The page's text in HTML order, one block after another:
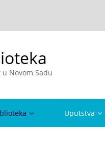
Novom Sadu
Uputstva